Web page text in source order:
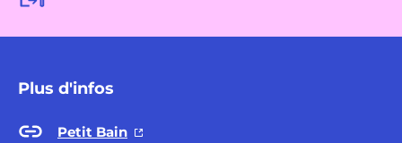
Plus d'infos
Petit Bain